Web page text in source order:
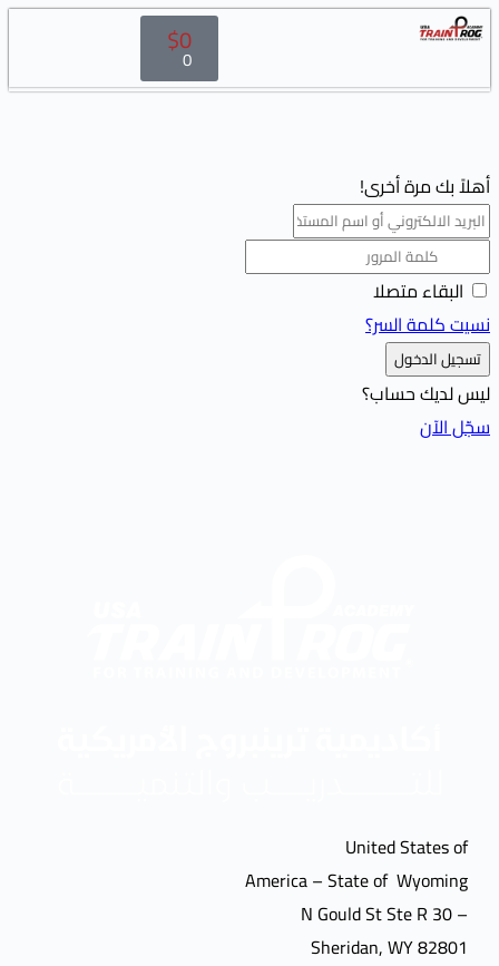
$0
0
أهلاً بك مرة أخرى!
البقاء متصلا
نسيت كلمة السر؟
تسجيل الدخول
ليس لديك حساب؟
سجّل الآن
United States of
America – State of Wyoming
– 30 N Gould St Ste R
Sheridan, WY 82801